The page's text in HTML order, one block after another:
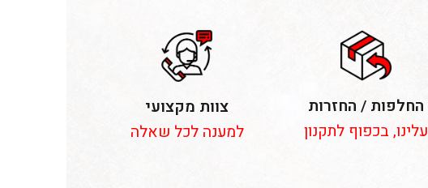
החלפות / החזרות
עלינו, בכפוף לתקנון
צוות מקצועי
למענה לכל שאלה